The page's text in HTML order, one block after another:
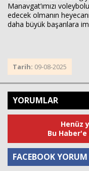
Manavgat’ımızı
edecek olmanın
daha büyük başarılara
Tarih: 09-08-2025
YORUMLAR
Henüz
Bu
FACEBOOK YORUM